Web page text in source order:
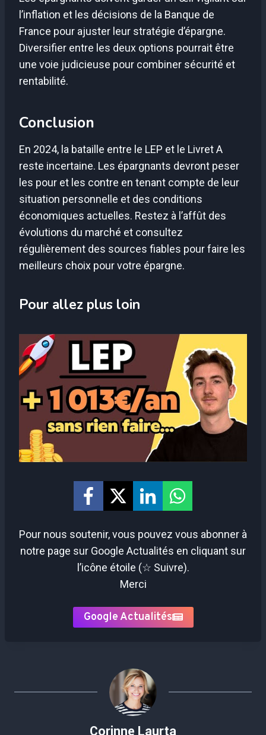
l’inflation et les décisions de la Banque de
France pour ajuster leur stratégie d’épargne.
Diversifier entre les deux options pourrait être
une voie judicieuse pour combiner sécurité et
rentabilité.
Conclusion
En 2024, la bataille entre le LEP et le Livret A
reste incertaine. Les épargnants devront peser
les pour et les contre en tenant compte de leur
situation personnelle et des conditions
économiques actuelles. Restez à l’affût des
évolutions du marché et consultez
régulièrement des sources fiables pour faire les
meilleurs choix pour votre épargne.
Pour allez plus loin
Pour nous soutenir, vous pouvez vous abonner à
notre page sur Google Actualités en cliquant sur
l’icône étoile (☆ Suivre).
Merci
Google Actualités
Corinne Laurta